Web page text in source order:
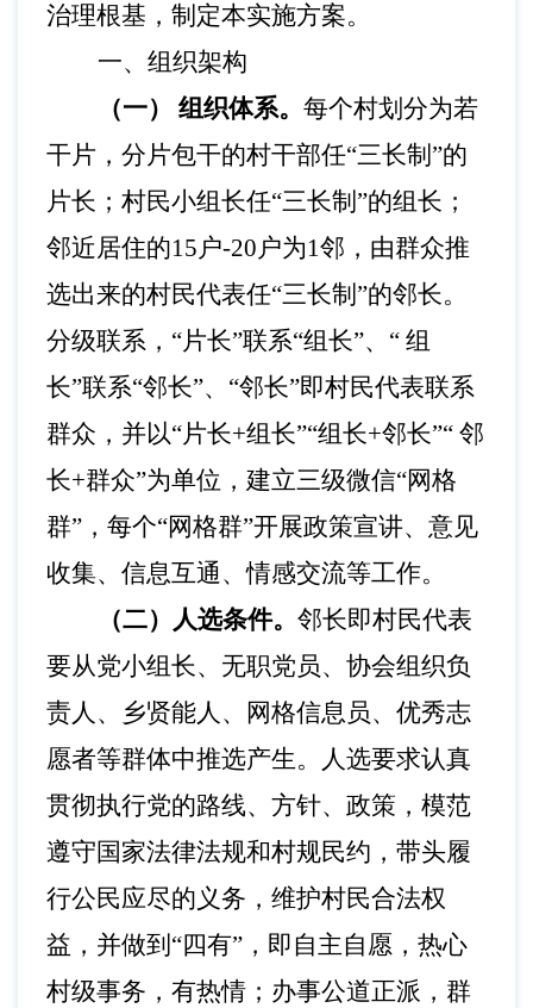
治理根基，制定本实施方案。
一、组织架构
（一）
组织体系。 每个村划分为若
干片，分片包干的村干部任“三长制”的
片长；村民小组长任“三长制”的组长；
邻近居住的15户-20户为1邻，由群众推
选出来的村民代表任“三长制”的邻长。
分级联系，“片长”联系“组长”、“ 组
长”联系“邻长”、“邻长”即村民代表联系
群众，并以“片长+组长”“组长+邻长”“ 邻
长+群众”为单位，建立三级微信“网格
群”，每个“网格群”开展政策宣讲、意见
收集、信息互通、情感交流等工作。
（二）人选条件。 邻长即村民代表
要从党小组长、无职党员、协会组织负
责人、乡贤能人、网格信息员、优秀志
愿者等群体中推选产生。人选要求认真
贯彻执行党的路线、方针、政策，模范
遵守国家法律法规和村规民约，带头履
行公民应尽的义务，维护村民合法权
益，并做到 “四有”，即自主自愿，热心
村级事务，有热情；办事公道正派，群